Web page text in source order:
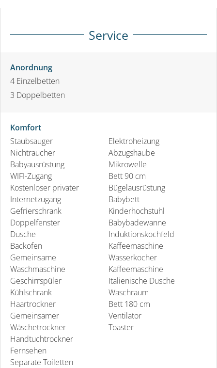
Service
Anordnung
4 Einzelbetten
3 Doppelbetten
Komfort
Staubsauger
Nichtraucher
Babyausrüstung
WIFI-Zugang
Kostenloser privater
Internetzugang
Gefrierschrank
Doppelfenster
Dusche
Backofen
Gemeinsame
Waschmaschine
Geschirrspüler
Kühlschrank
Haartrockner
Gemeinsamer
Wäschetrockner
Handtuchtrockner
Fernsehen
Separate Toiletten
Elektroheizung
Abzugshaube
Mikrowelle
Bett 90 cm
Bügelausrüstung
Babybett
Kinderhochstuhl
Babybadewanne
Induktionskochfeld
Kaffeemaschine
Wasserkocher
Kaffeemaschine
Italienische Dusche
Waschraum
Bett 180 cm
Ventilator
Toaster